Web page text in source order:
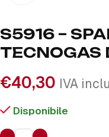
S5916 –
TECNOGAS
€40,30 IVA
Disponibile